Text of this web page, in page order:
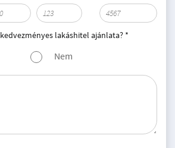
lakáshitel ajánlata? *
Nem